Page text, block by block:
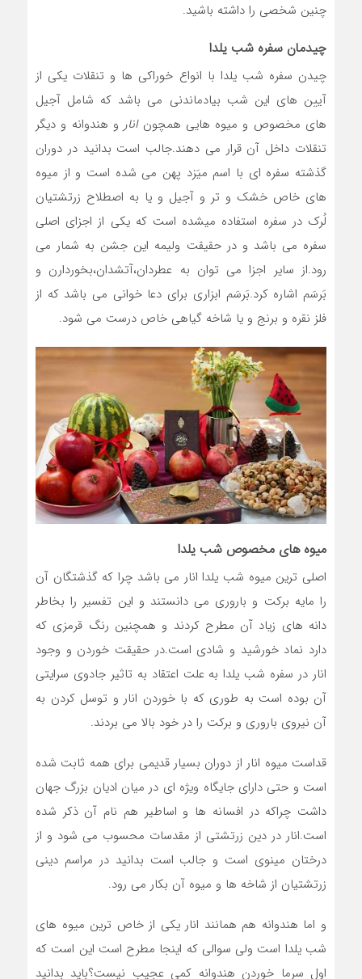
چنین شخصی را داشته باشید.
چیدمان سفره شب یلدا
چیدن سفره شب یلدا با انواع خوراکی ها و تنقلات یکی از
آیین های این شب بیادماندنی می باشد که شامل آجیل
های مخصوص و میوه هایی همچونانارو هندوانه و دیگر
تنقلات داخل آن قرار می دهند.جالب است بدانید در دوران
گذشته سفره ای با اسم میَزد پهن می شده است و از میوه
های خاص خشک و تر و آجیل و یا به اصطلاح زرتشتیان
لُرک در سفره استفاده میشده است که یکی از اجزای اصلی
سفره می باشد و در حقیقت ولیمه این جشن به شمار می
رود.از سایر اجزا می توان به عطردان،آتشدان،بخوردارن و
بَرسَم اشاره کرد.بَرسَم ابزاری برای دعا خوانی می باشد که از
فلز نقره و برنج و یا شاخه گیاهی خاص درست می شود.
میوه های مخصوص شب یلدا
اصلی ترین میوه شب یلدا انار می باشد چرا که گذشتگان آن
را مایه برکت و باروری می دانستند و این تفسیر را بخاطر
دانه های زیاد آن مطرح کردند و همچنین رنگ قرمزی که
دارد نماد خورشید و شادی است.در حقیقت خوردن و وجود
انار در سفره شب یلدا به علت اعتقاد به تاثیر جادوی سرایتی
آن بوده است به طوری که با خوردن انار و توسل کردن به
آن نیروی باروری و برکت را در خود بالا می بردند.
قداست میوه انار از دوران بسیار قدیمی برای همه ثابت شده
است و حتی دارای جایگاه ویژه ای در میان ادیان بزرگ جهان
داشت چراکه در افسانه ها و اساطیر هم نام آن ذکر شده
است.انار در دین زرتشتی از مقدسات محسوب می شود و از
درختان مینوی است و جالب است بدانید در مراسم دینی
زرتشتیان از شاخه ها و میوه آن بکار می رود.
و اما هندوانه هم همانند انار یکی از خاص ترین میوه های
شب یلدا است ولی سوالی که اینجا مطرح است این است که
اول سرما خوردن هندوانه کمی عجیب نیست؟باید بدانید